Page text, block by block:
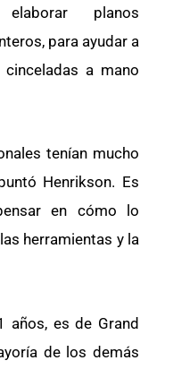
planos
para ayudar a
a mano
tenían mucho
Henrikson. Es
en cómo lo
herramientas y la
años, es de Grand
de los demás